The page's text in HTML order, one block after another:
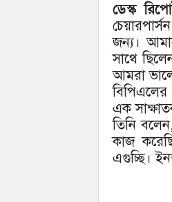
ডেস্ক
জন্য।
সাথে
আমরা
বিপিএলের
এক
তিনি
কাজ
এগুচ্ছি।